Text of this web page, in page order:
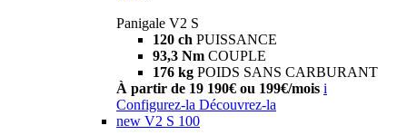
Panigale V2 S
120 ch PUISSANCE
93,3 Nm COUPLE
176 kg POIDS SANS CARBURANT
À partir de 19 190€ ou 199€/mois i
Configurez-la Découvrez-la
new V2 S 100